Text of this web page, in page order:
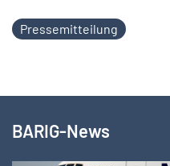
Pressemitteilung
BARIG-News